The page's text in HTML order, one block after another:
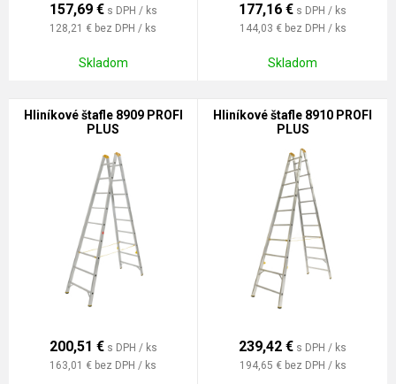
157,69 € s DPH / ks
128,21 € bez DPH / ks
Skladom
177,16 € s DPH / ks
144,03 € bez DPH / ks
Skladom
Hliníkové štafle 8909 PROFI
PLUS
200,51 € s DPH / ks
163,01 € bez DPH / ks
Hliníkové štafle 8910 PROFI
PLUS
239,42 € s DPH / ks
194,65 € bez DPH / ks